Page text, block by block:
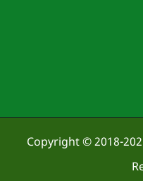
Copyright © 2018-